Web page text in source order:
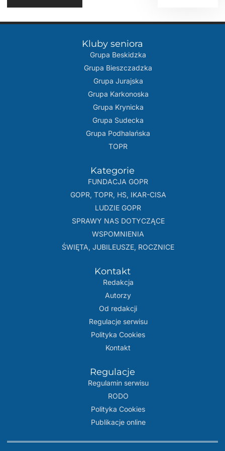
Kluby seniora
Grupa Beskidzka​
Grupa Bieszczadzka
Grupa Jurajska
Grupa Karkonoska
Grupa Krynicka
Grupa Sudecka
Grupa Podhalańska
TOPR
Kategorie
FUNDACJA GOPR
GOPR, TOPR, HS, IKAR-CISA
LUDZIE GOPR
SPRAWY NAS DOTYCZĄCE
WSPOMNIENIA
ŚWIĘTA, JUBILEUSZE, ROCZNICE
Kontakt
Redakcja
Autorzy
Od redakcji
Regulacje serwisu
Polityka Cookies
Kontakt
Regulacje
Regulamin serwisu
RODO
Polityka Cookies
Publikacje online